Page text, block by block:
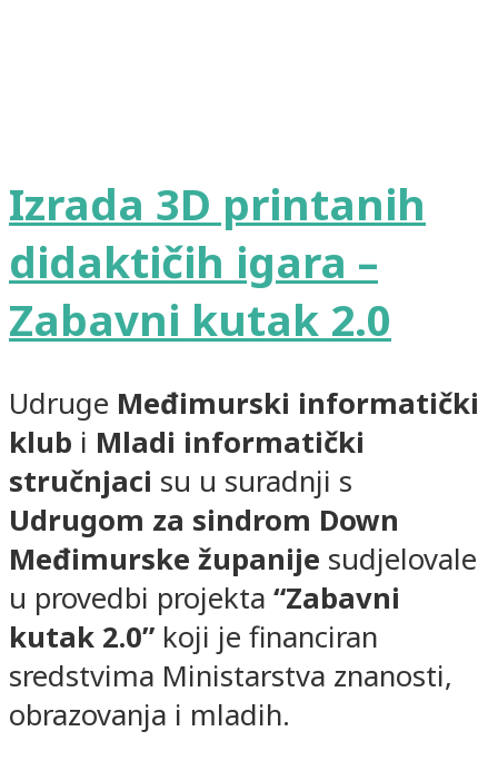
Izrada 3D printanih
didaktičih igara –
Zabavni kutak 2.0
Udruge Međimurski informatički
klub i Mladi informatički
stručnjaci su u suradnji s
Udrugom za sindrom Down
Međimurske županije sudjelovale
u provedbi projekta “Zabavni
kutak 2.0” koji je financiran
sredstvima Ministarstva znanosti,
obrazovanja i mladih.